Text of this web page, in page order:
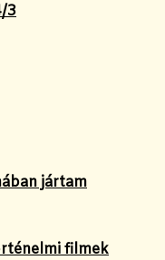
3
jártam
filmek